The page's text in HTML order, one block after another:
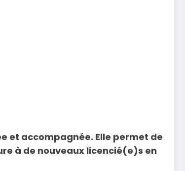
et accompagnée. Elle permet de
à de nouveaux licencié(e)s en